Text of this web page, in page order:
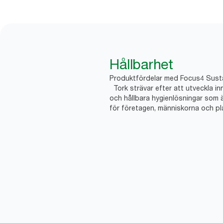
Hållbarhet
Produktfördelar med Focus4
Tork strävar efter att utveckla
och hållbara hygienlösningar som
för företagen, människorna och